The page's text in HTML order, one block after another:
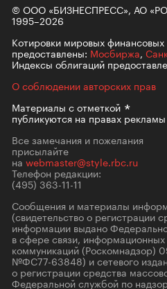
© ООО «БИЗНЕСПРЕСС», АО
1995–2026
Котировки мировых
предоставлены: Мосбиржа,
Индексы облигаций
О соблюдении авторских прав
Материалы сотметкой
публикуются на правах рекламы
Все замечания и пожелания
присылайте
на webmaster@style.rbc.ru
Телефон редакции:
(495) 363-11-11
Сообщения и материалы
(свидетельство о регистрации
информации выдано
в сфере связи,
коммуникаций (Роскомнадзор)
№ФС77-63848) и сетевого
о регистрации средства
Федеральной службой по